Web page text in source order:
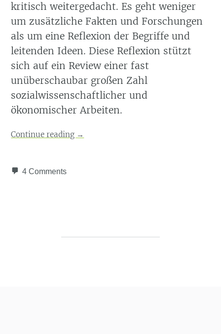
kritisch weitergedacht. Es geht weniger
um zusätzliche Fakten und Forschungen
als um eine Reflexion der Begriffe und
leitenden Ideen. Diese Reflexion stützt
sich auf ein Review einer fast
unüberschaubar großen Zahl
sozialwissenschaftlicher und
ökonomischer Arbeiten.
Continue reading →
4 Comments